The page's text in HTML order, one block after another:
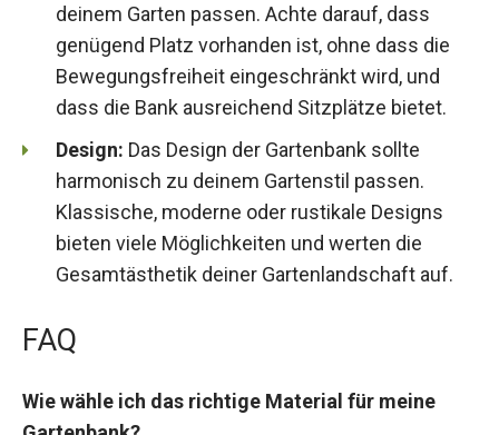
deinem Garten passen. Achte darauf, dass
genügend Platz vorhanden ist, ohne dass die
Bewegungsfreiheit eingeschränkt wird, und
dass die Bank ausreichend Sitzplätze bietet.
Design: Das Design der Gartenbank sollte
harmonisch zu deinem Gartenstil passen.
Klassische, moderne oder rustikale Designs
bieten viele Möglichkeiten und werten die
Gesamtästhetik deiner Gartenlandschaft auf.
FAQ
Wie wähle ich das richtige Material für meine